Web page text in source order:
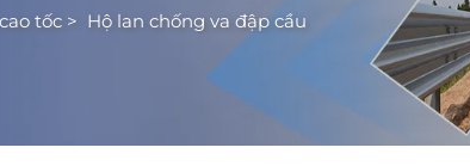
tốc > Hộ lan chống va đập cầu